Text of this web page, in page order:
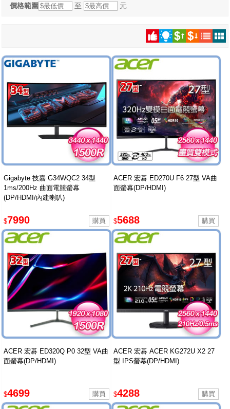
價格範圍
至 元
Gigabyte 技嘉 G34WQC2 34型
1ms/200Hz 曲面電競螢幕
(DP/HDMI/內建喇叭)
$7990
ACER 宏碁 ED270U F6 27型 VA曲
面螢幕(DP/HDMI)
$5688
ACER 宏碁 ED320Q P0 32型 VA曲
面螢幕(DP/HDMI)
$4699
ACER 宏碁 ACER KG272U X2 27
型 IPS螢幕(DP/HDMI)
$4288